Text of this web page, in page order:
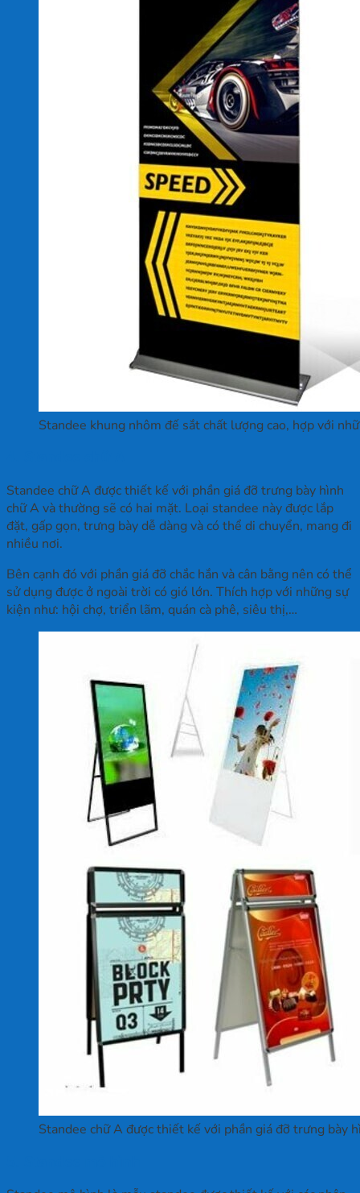
Standee khung nhôm đế sắt chất lượng cao, hợp với
Standee chữ A được thiết kế với phần giá đỡ trưng bày hình
chữ A và thường sẽ có hai mặt. Loại standee này được lắp
đặt, gấp gọn, trưng bày dễ dàng và có thể di chuyển, mang đi
nhiều nơi.
Bên cạnh đó với phần giá đỡ chắc hắn và cân bằng nên có thể
sử dụng được ở ngoài trời có gió lớn. Thích hợp với những sự
kiện như: hội chợ, triển lãm, quán cà phê, siêu thị,…
Standee chữ A được thiết kế với phần giá đỡ trưng bày